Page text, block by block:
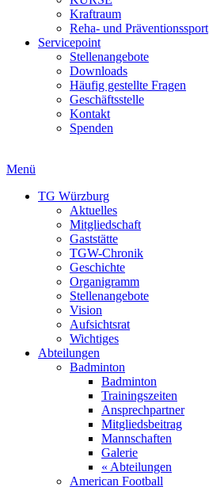
Kraftraum
Reha- und Präventionssport
Servicepoint
Stellenangebote
Downloads
Häufig gestellte Fragen
Geschäftsstelle
Kontakt
Spenden
Menü
TG Würzburg
Aktuelles
Mitgliedschaft
Gaststätte
TGW-Chronik
Geschichte
Organigramm
Stellenangebote
Vision
Aufsichtsrat
Wichtiges
Abteilungen
Badminton
Badminton
Trainingszeiten
Ansprechpartner
Mitgliedsbeitrag
Mannschaften
Galerie
« Abteilungen
American Football